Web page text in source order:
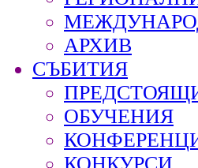
АРХИВ
СЪБИТИЯ
ОБУЧЕНИЯ